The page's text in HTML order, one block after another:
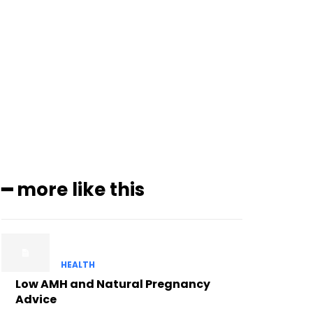
━ more like this
HEALTH
Low AMH and Natural Pregnancy
Advice